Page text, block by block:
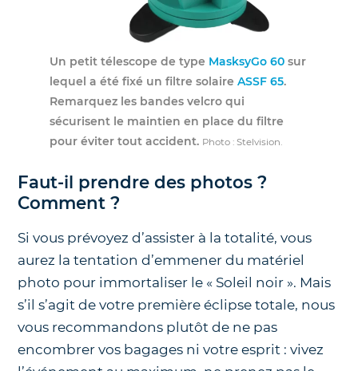
Un petit télescope de type MasksyGo 60 sur
lequel a été fixé un filtre solaireASSF 65.
Remarquez les bandes velcro qui
sécurisent le maintien en place du filtre
pour éviter tout accident. Photo : Stelvision.
Faut-il prendre des photos ?
Comment ?
Si vous prévoyez d’assister à la totalité, vous
aurez la tentation d’emmener du matériel
photo pour immortaliser le « Soleil noir ». Mais
s’il s’agit de votre première éclipse totale, nous
vous recommandons plutôt de ne pas
encombrer vos bagages ni votre esprit : vivez